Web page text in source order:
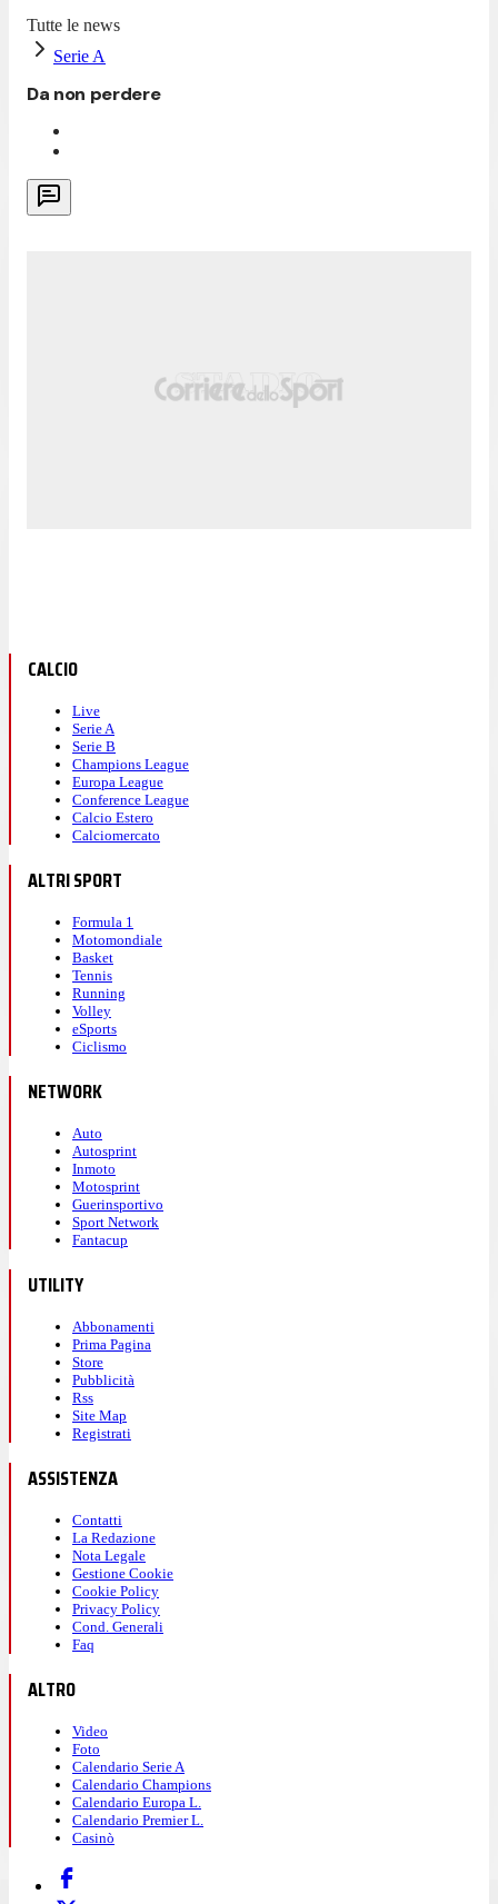
Tutte le news
Serie A
Da non perdere
CALCIO
Live
Serie A
Serie B
Champions League
Europa League
Conference League
Calcio Estero
Calciomercato
ALTRI SPORT
Formula 1
Motomondiale
Basket
Tennis
Running
Volley
eSports
Ciclismo
NETWORK
Auto
Autosprint
Inmoto
Motosprint
Guerinsportivo
Sport Network
Fantacup
UTILITY
Abbonamenti
Prima Pagina
Store
Pubblicità
Rss
Site Map
Registrati
ASSISTENZA
Contatti
La Redazione
Nota Legale
Gestione Cookie
Cookie Policy
Privacy Policy
Cond. Generali
Faq
ALTRO
Video
Foto
Calendario Serie A
Calendario Champions
Calendario Europa L.
Calendario Premier L.
Casinò